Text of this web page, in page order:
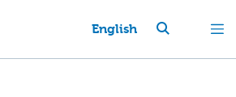
English